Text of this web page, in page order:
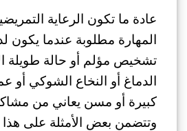
عادة ما تكون الرعاية
المهارة مطلوبة عندما يكون
تشخيص مؤلم أو حالة طويلة
الدماغ أو النخاع الشوكي أو
كبيرة أو مسن يعاني من
وتتضمن بعض الأمثلة على هذا